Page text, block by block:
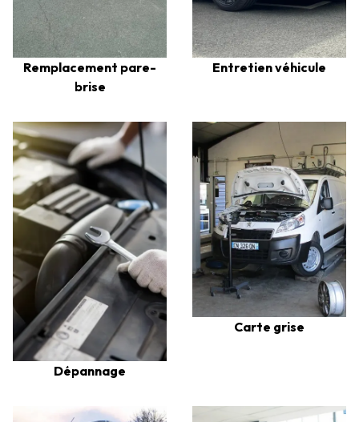
Remplacement pare-
brise
Entretien véhicule
Dépannage
Carte grise